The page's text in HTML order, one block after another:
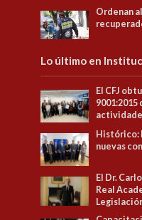
Ordenan
Lo último en
El CFJ
Histórico:
nuevas
El Dr.
Real